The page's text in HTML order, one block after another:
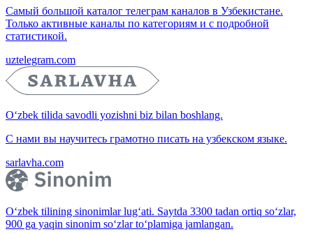
Самый большой каталог телеграм каналов в Узбекистане.
Только активные каналы по категориям и с подробной
статистикой.
uztelegram.com
O‘zbek tilida savodli yozishni biz bilan boshlang.
С нами вы научитесь грамотно писать на узбекском языке.
sarlavha.com
O‘zbek tilining sinonimlar lug‘ati. Saytda 3300 tadan ortiq so‘zlar,
900 ga yaqin sinonim so‘zlar to‘plamiga jamlangan.